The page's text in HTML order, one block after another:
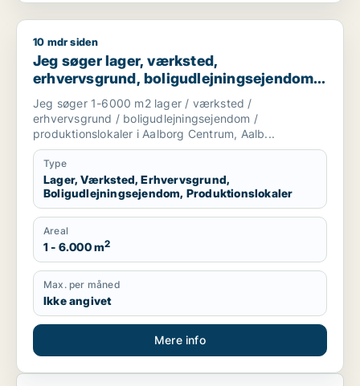
Jeg søger lager, værksted, erhvervsgrund,
10 mdr siden
Jeg søger lager, værksted,
erhvervsgrund, boligudlejningsejendom
eller produktionslokaler til salg i Aalborg
Centrum, Aalborg SV eller Aalborg SØ
m.fl.
Jeg søger 1-6000 m2 lager / værksted /
erhvervsgrund / boligudlejningsejendom /
produktionslokaler i Aalborg Centrum, Aalb...
Type
Lager, Værksted, Erhvervsgrund,
Boligudlejningsejendom, Produktionslokaler
Areal
1 - 6.000 m2
Max. per måned
Ikke angivet
Mere info